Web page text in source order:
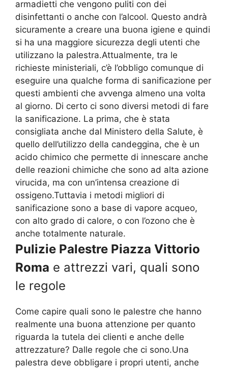
armadietti che vengono puliti con dei
disinfettanti o anche con l’alcool. Questo andrà
sicuramente a creare una buona igiene e quindi
si ha una maggiore sicurezza degli utenti che
utilizzano la palestra.Attualmente, tra le
richieste ministeriali, c’è l’obbligo comunque di
eseguire una qualche forma di sanificazione per
questi ambienti che avvenga almeno una volta
al giorno. Di certo ci sono diversi metodi di fare
la sanificazione. La prima, che è stata
consigliata anche dal Ministero della Salute, è
quello dell’utilizzo della candeggina, che è un
acido chimico che permette di innescare anche
delle reazioni chimiche che sono ad alta azione
virucida, ma con un’intensa creazione di
ossigeno.Tuttavia i metodi migliori di
sanificazione sono a base di vapore acqueo,
con alto grado di calore, o con l’ozono che è
anche totalmente naturale.
Pulizie Palestre Piazza Vittorio
Roma e attrezzi vari, quali sono
le regole
Come capire quali sono le palestre che hanno
realmente una buona attenzione per quanto
riguarda la tutela dei clienti e anche delle
attrezzature? Dalle regole che ci sono.Una
palestra deve obbligare i propri utenti, anche